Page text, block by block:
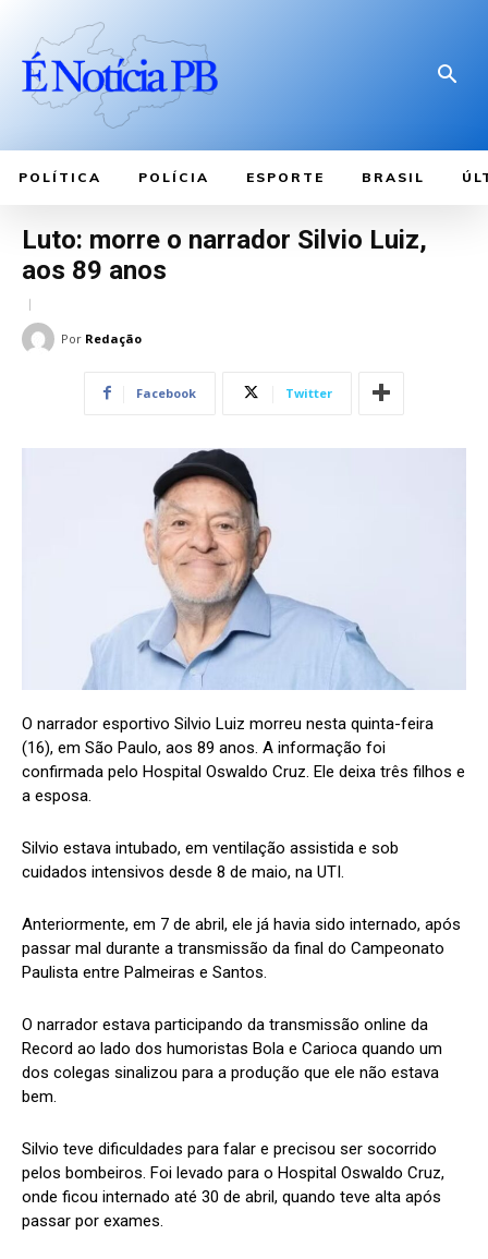
POLÍTICA POLÍCIA ESPORTE BRASIL
Luto: morre o narrador Silvio Luiz,
aos 89 anos
Por Redação
Facebook Twitter
O narrador esportivo Silvio Luiz morreu nesta quinta-feira
(16), em São Paulo, aos 89 anos. A informação foi
confirmada pelo Hospital Oswaldo Cruz. Ele deixa três filhos e
a esposa.
Silvio estava intubado, em ventilação assistida e sob
cuidados intensivos desde 8 de maio, na UTI.
Anteriormente, em 7 de abril, ele já havia sido internado, após
passar mal durante a transmissão da final do Campeonato
Paulista entre Palmeiras e Santos.
O narrador estava participando da transmissão online da
Record ao lado dos humoristas Bola e Carioca quando um
dos colegas sinalizou para a produção que ele não estava
bem.
Silvio teve dificuldades para falar e precisou ser socorrido
pelos bombeiros. Foi levado para o Hospital Oswaldo Cruz,
onde ficou internado até 30 de abril, quando teve alta após
passar por exames.